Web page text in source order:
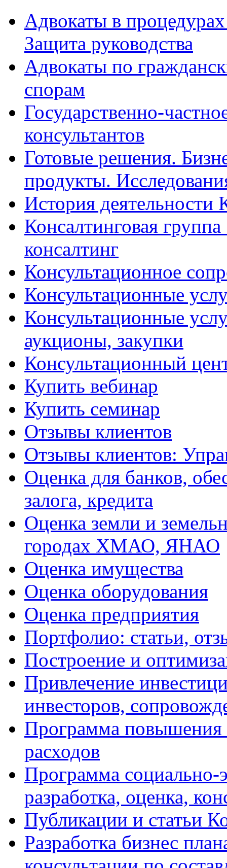
Адвокаты в
Защита руководства
Адвокаты по
спорам
Государственно-
консультантов
Готовые решения.
продукты.
История деятельности
Консалтинговая
консалтинг
Консультационное
Консультационные
Консультационные
аукционы, закупки
Консультационный
Купить вебинар
Купить семинар
Отзывы клиентов
Отзывы клиентов:
Оценка для банков,
залога, кредита
Оценка земли и
городах ХМАО, ЯНАО
Оценка имущества
Оценка оборудования
Оценка предприятия
Портфолио: статьи,
Построение и
Привлечение
инвесторов,
Программа
расходов
Программа социально-
разработка, оценка,
Публикации и статьи
Разработка бизнес